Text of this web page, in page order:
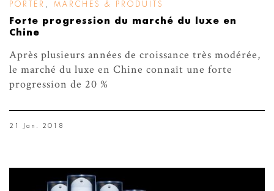
PORTER MARCHÉS & PRODUITS
Forte progression du marché du luxe en
Chine
Après plusieurs années de croissance très modérée,
le marché du luxe en Chine connaît une forte
progression de 20 %
21 Jan. 2018